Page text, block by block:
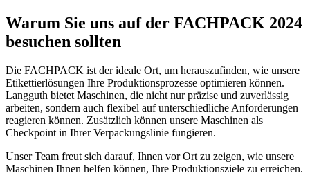
Warum Sie uns auf der FACHPACK 2024
besuchen sollten
Die FACHPACK ist der ideale Ort, um herauszufinden, wie unsere
Etikettierlösungen Ihre Produktionsprozesse optimieren können.
Langguth bietet Maschinen, die nicht nur präzise und zuverlässig
arbeiten, sondern auch flexibel auf unterschiedliche Anforderungen
reagieren können. Zusätzlich können unsere Maschinen als
Checkpoint in Ihrer Verpackungslinie fungieren.
Unser Team freut sich darauf, Ihnen vor Ort zu zeigen, wie unsere
Maschinen Ihnen helfen können, Ihre Produktionsziele zu erreichen.